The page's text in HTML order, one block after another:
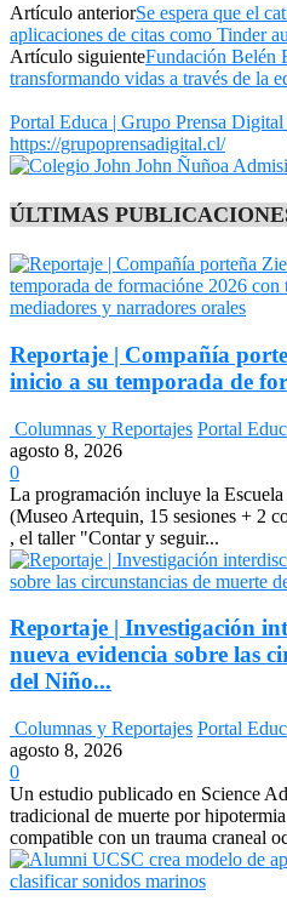
Artículo anteriorSe espera que el
aplicaciones de citas como Tinder
Artículo siguienteFundación Belén
transformando vidas a través de la
Portal Educa | Grupo Prensa
https://grupoprensadigital.cl/
ÚLTIMAS
Reportaje | Compañía
inicio a su temporada de
Columnas y Reportajes Portal
agosto 8, 2026
0
La programación incluye la
(Museo Artequin, 15 sesiones + 2
, el taller "Contar y seguir...
Reportaje | Investigación
nueva evidencia sobre las
del Niño...
Columnas y Reportajes Portal
agosto 8, 2026
0
Un estudio publicado en Science
tradicional de muerte por
compatible con un trauma craneal